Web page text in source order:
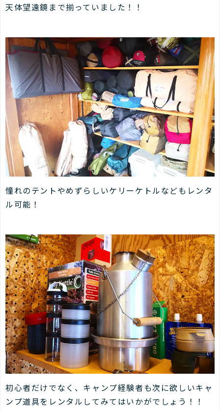
天体望遠鏡まで揃っていました！！
憧れのテントやめずらしいケリーケトルなどもレンタ
ル可能！
初心者だけでなく、キャンプ経験者も次に欲しいキャ
ンプ道具をレンタルしてみてはいかがでしょう！！